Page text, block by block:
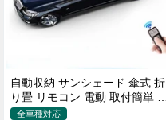
自動収納 サンシェード 傘式 折
り畳 リモコン 電動 取付簡単 汎
用 防風
全車種対応